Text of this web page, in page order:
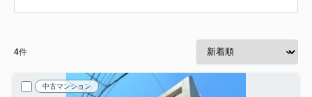
4件
中古マンション